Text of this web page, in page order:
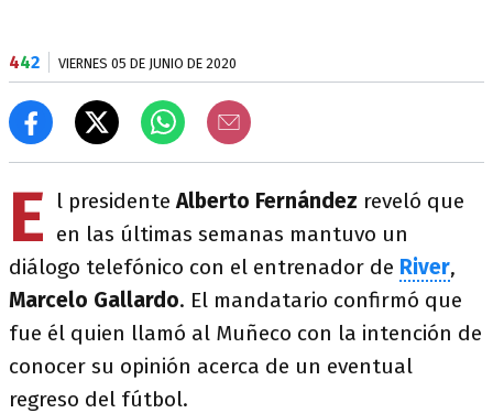
442 VIERNES 05 DE JUNIO DE 2020
E l presidenteAlberto Fernández reveló que
en las últimas semanas mantuvo un
diálogo telefónico con el entrenador de River,
Marcelo Gallardo. El mandatario confirmó que
fue él quien llamó al Muñeco con la intención de
conocer su opinión acerca de un eventual
regreso del fútbol.